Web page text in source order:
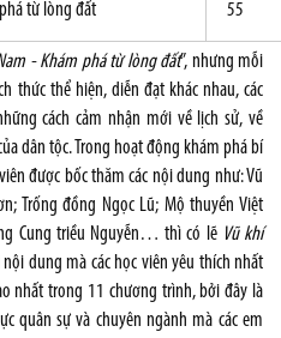
từ lòng đất 55
- Khám phá từ lòng đất”, nhưng mỗi
thức thể hiện, diễn đạt khác nhau, các
cách cảm nhận mới về lịch sử, về
dân tộc. Trong hoạt động khám phá bí
được bốc thăm các nội dung như: Vũ
Trống đồng Ngọc Lũ; Mộ thuyền Việt
Cung triều Nguyễn… thì có lẽ Vũ khí
dung mà các học viên yêu thích nhất
nhất trong 11 chương trình, bởi đây là
quân sự và chuyên ngành mà các em